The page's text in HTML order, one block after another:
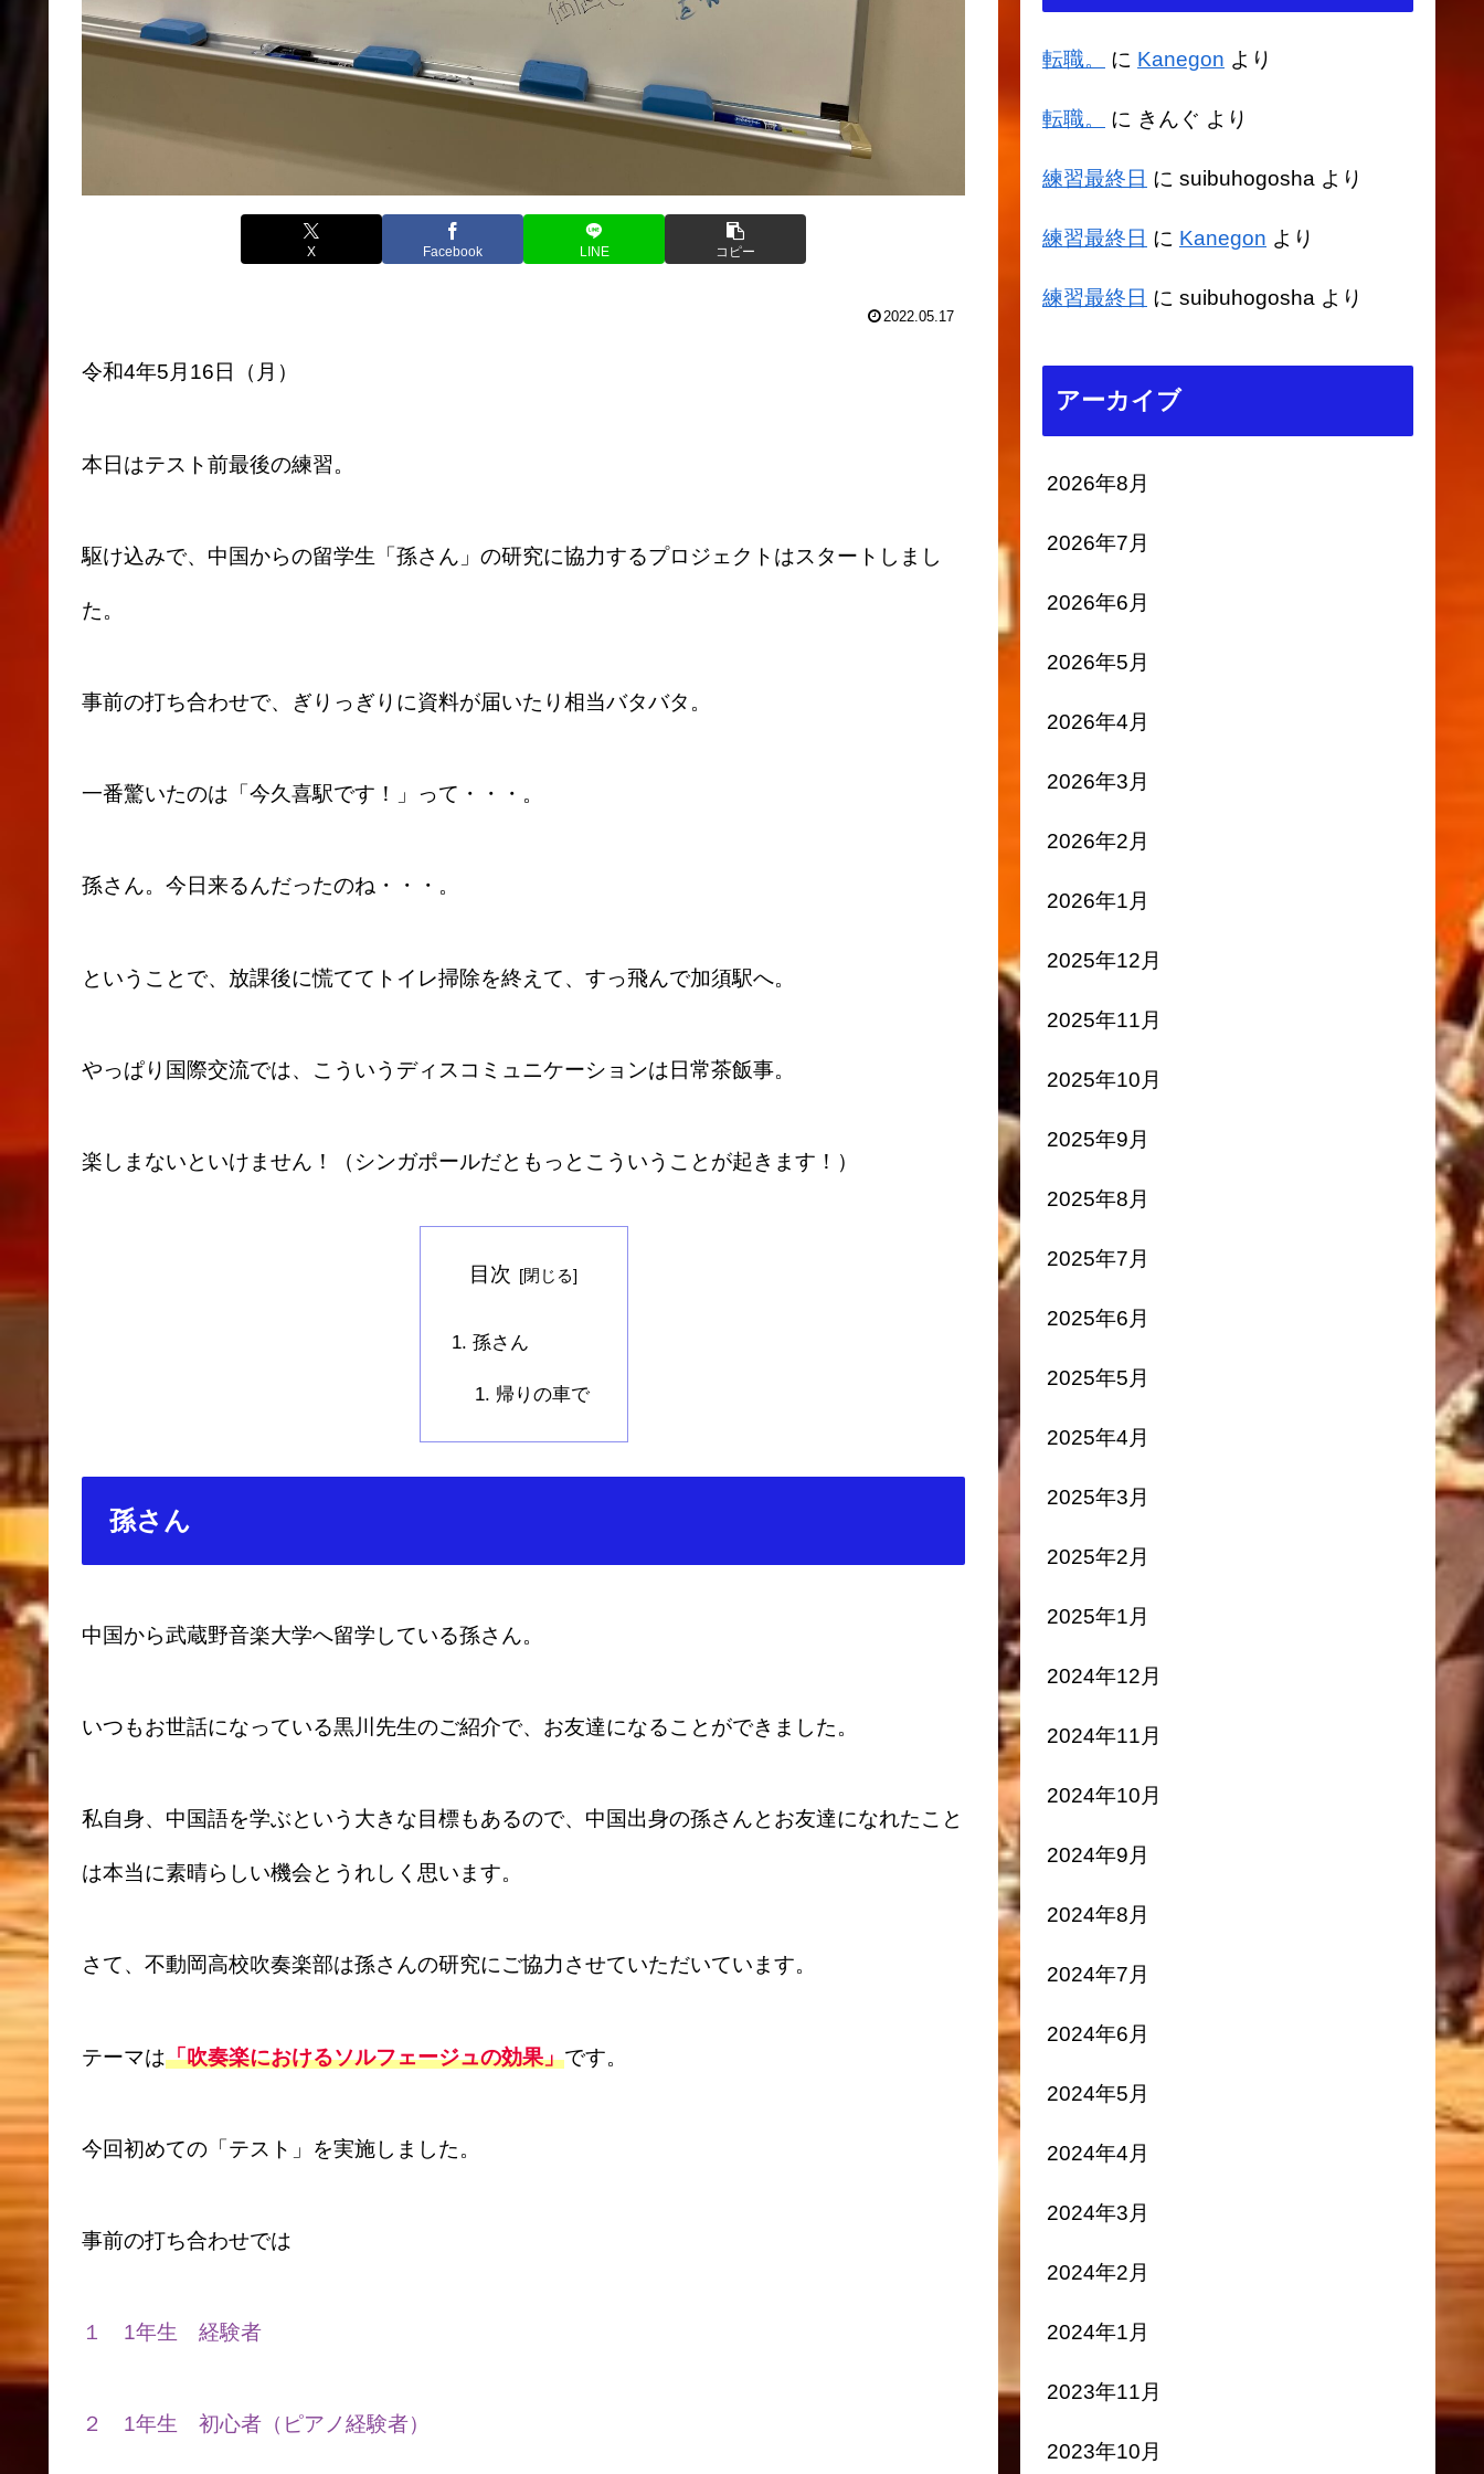
X Facebook LINE コピー
2022.05.17
令和4年5月16日（月）
本日はテスト前最後の練習。
駆け込みで、中国からの留学生「孫さん」の研究に協力するプロジェクトはスタートしまし
た。
事前の打ち合わせで、ぎりっぎりに資料が届いたり相当バタバタ。
一番驚いたのは「今久喜駅です！」って・・・。
孫さん。今日来るんだったのね・・・。
ということで、放課後に慌ててトイレ掃除を終えて、すっ飛んで加須駅へ。
やっぱり国際交流では、こういうディスコミュニケーションは日常茶飯事。
楽しまないといけません！（シンガポールだともっとこういうことが起きます！）
目次
孫さん
帰りの車で
孫さん
中国から武蔵野音楽大学へ留学している孫さん。
いつもお世話になっている黒川先生のご紹介で、お友達になることができました。
私自身、中国語を学ぶという大きな目標もあるので、中国出身の孫さんとお友達になれたこと
は本当に素晴らしい機会とうれしく思います。
さて、不動岡高校吹奏楽部は孫さんの研究にご協力させていただいています。
テーマは「吹奏楽におけるソルフェージュの効果」です。
今回初めての「テスト」を実施しました。
事前の打ち合わせでは
１ 1年生 経験者
２ 1年生 初心者（ピアノ経験者）
転職。 に Kanegon より
転職。 に きんぐ より
練習最終日 に suibuhogosha より
練習最終日 に Kanegon より
練習最終日 に suibuhogosha より
アーカイブ
2026年8月
2026年7月
2026年6月
2026年5月
2026年4月
2026年3月
2026年2月
2026年1月
2025年12月
2025年11月
2025年10月
2025年9月
2025年8月
2025年7月
2025年6月
2025年5月
2025年4月
2025年3月
2025年2月
2025年1月
2024年12月
2024年11月
2024年10月
2024年9月
2024年8月
2024年7月
2024年6月
2024年5月
2024年4月
2024年3月
2024年2月
2024年1月
2023年11月
2023年10月